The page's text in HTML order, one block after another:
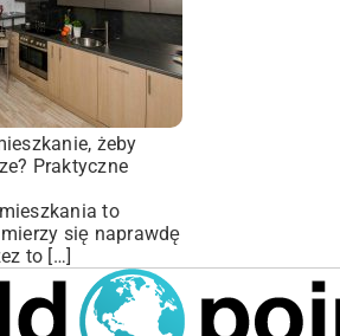
żeby
Praktyczne
to
się naprawdę
to […]